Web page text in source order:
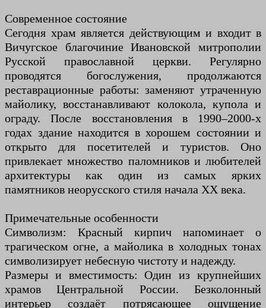
Современное состояние
Сегодня храм является действующим и входит в
Вичугское благочиние Ивановской митрополии
Русской православной церкви. Регулярно
проводятся богослужения, продолжаются
реставрационные работы: заменяют утраченную
майолику, восстанавливают колокола, купола и
ограду. После восстановления в 1990–2000-х
годах здание находится в хорошем состоянии и
открыто для посетителей и туристов. Оно
привлекает множество паломников и любителей
архитектуры как один из самых ярких
памятников неорусского стиля начала XX века.
Примечательные особенности
Символизм: Красный кирпич напоминает о
трагическом огне, а майолика в холодных тонах
символизирует небесную чистоту и надежду.
Размеры и вместимость: Один из крупнейших
храмов Центральной России. Безколонный
интерьер создаёт потрясающее ощущение